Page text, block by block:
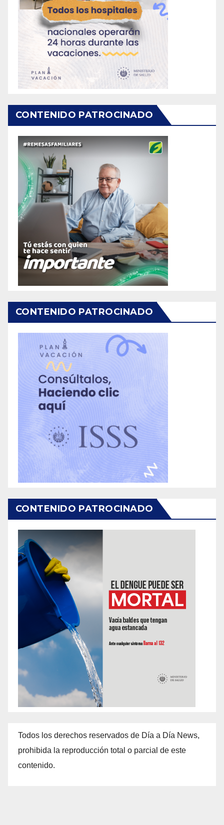
CONTENIDO PATROCINADO
CONTENIDO PATROCINADO
CONTENIDO PATROCINADO
Todos los derechos reservados de Día a Día News,
prohibida la reproducción total o parcial de este
contenido.